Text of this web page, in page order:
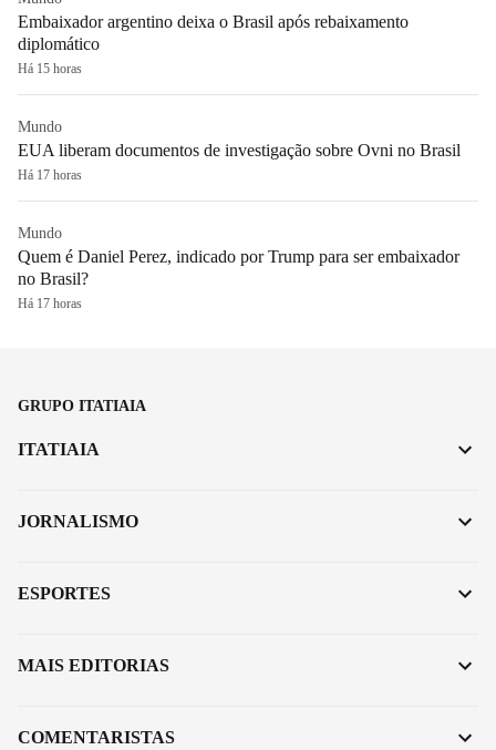
Embaixador argentino deixa o Brasil após rebaixamento
diplomático
Há 15 horas
Mundo
EUA liberam documentos de investigação sobre Ovni no Brasil
Há 17 horas
Mundo
Quem é Daniel Perez, indicado por Trump para ser embaixador
no Brasil?
Há 17 horas
GRUPO ITATIAIA
ITATIAIA
JORNALISMO
ESPORTES
MAIS EDITORIAS
COMENTARISTAS